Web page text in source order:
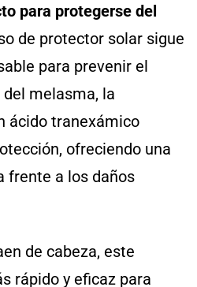
para protegerse del
de protector solar sigue
para prevenir el
melasma, la
ácido tranexámico
ofreciendo una
frente a los daños
de cabeza, este
rápido y eficaz para